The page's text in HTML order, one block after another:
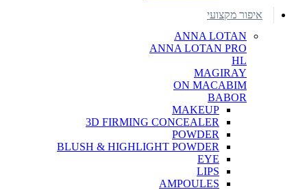
איפור מקצועי
ANNA LOTAN
ANNA LOTAN PRO
HL
MAGIRAY
ON MACABIM
BABOR
MAKEUP
3D FIRMING CONCEALER
POWDER
BLUSH & HIGHLIGHT POWDER
EYE
LIPS
AMPOULES